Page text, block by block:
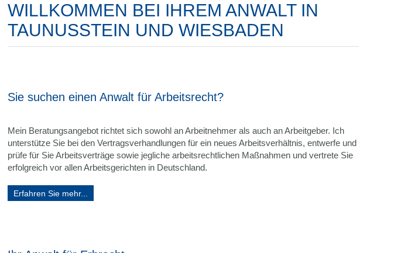
WILLKOMMEN BEI IHREM ANWALT IN
TAUNUSSTEIN UND WIESBADEN
Sie suchen einen Anwalt für Arbeitsrecht?
Mein Beratungsangebot richtet sich sowohl an Arbeitnehmer als auch an Arbeitgeber. Ich
unterstütze Sie bei den Vertragsverhandlungen für ein neues Arbeitsverhältnis, entwerfe und
prüfe für Sie Arbeitsverträge sowie jegliche arbeitsrechtlichen Maßnahmen und vertrete Sie
erfolgreich vor allen Arbeitsgerichten in Deutschland.
Erfahren Sie mehr...